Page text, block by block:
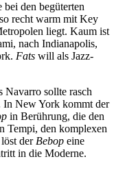
den begüterten
recht warm mit Key
liegt. Kaum ist
nach Indianapolis,
Fats will als Jazz-
Navarro sollte rasch
In New York kommt der
in Berührung, die den
Tempi, den komplexen
der Bebop eine
in die Moderne.